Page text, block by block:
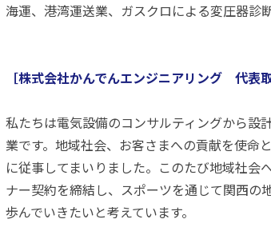
海運、港湾運送業、ガスクロによる変圧器
［株式会社かんでんエンジニアリング 代表
私たちは電気設備のコンサルティングから設
業です。地域社会、お客さまへの貢献を使命
に従事してまいりました。このたび地域社会
ナー契約を締結し、スポーツを通じて関西の
歩んでいきたいと考えています。